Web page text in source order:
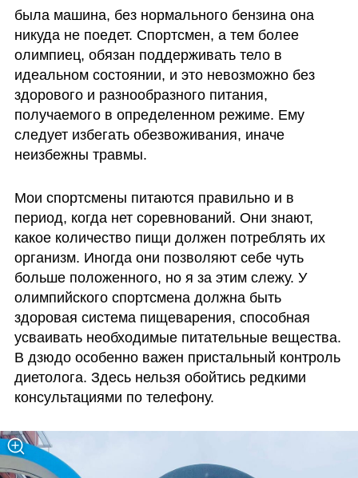
была машина, без нормального бензина она
никуда не поедет. Спортсмен, а тем более
олимпиец, обязан поддерживать тело в
идеальном состоянии, и это невозможно без
здорового и разнообразного питания,
получаемого в определенном режиме. Ему
следует избегать обезвоживания, иначе
неизбежны травмы.
Мои спортсмены питаются правильно и в
период, когда нет соревнований. Они знают,
какое количество пищи должен потреблять их
организм. Иногда они позволяют себе чуть
больше положенного, но я за этим слежу. У
олимпийского спортсмена должна быть
здоровая система пищеварения, способная
усваивать необходимые питательные вещества.
В дзюдо особенно важен пристальный контроль
диетолога. Здесь нельзя обойтись редкими
консультациями по телефону.